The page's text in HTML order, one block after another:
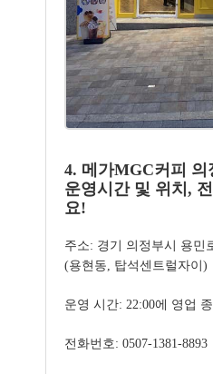
4. 메가MGC커피 의
운영시간 및 위치,
요!
주소: 경기 의정부시 용민
(용현동, 탑석센트럴자이)
운영 시간: 22:00에 영업
전화번호: 0507-1381-8893